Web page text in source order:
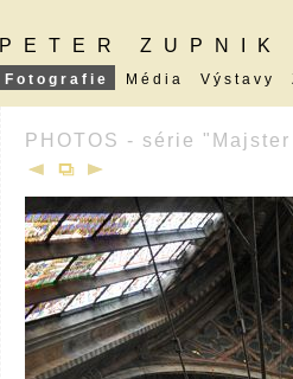
PETER ZUPNIK
Fotografie Média Výstavy
PHOTOS - série